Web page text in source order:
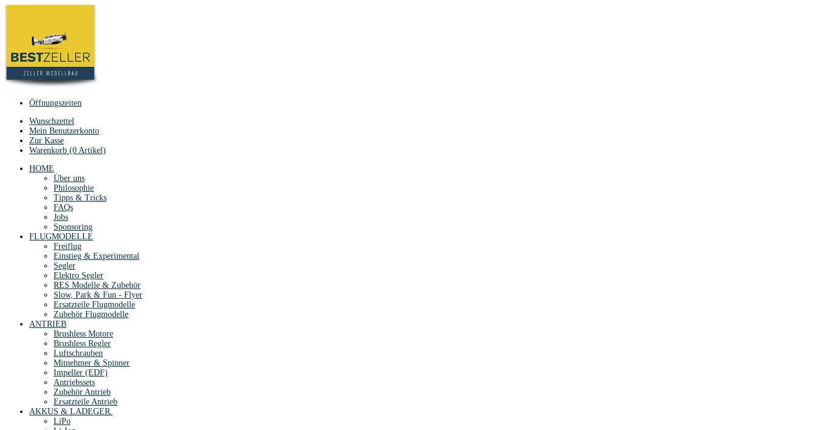
Öffnungszeiten
Wunschzettel
Mein Benutzerkonto
Zur Kasse
Warenkorb (0 Artikel)
HOME
Über uns
Philosophie
Tipps & Tricks
FAQs
Jobs
Sponsoring
FLUGMODELLE
Freiflug
Einstieg & Experimental
Segler
Elektro Segler
RES Modelle & Zubehör
Slow, Park & Fun - Flyer
Ersatzteile Flugmodelle
Zubehör Flugmodelle
ANTRIEB
Brushless Motore
Brushless Regler
Luftschrauben
Mitnehmer & Spinner
Impeller (EDF)
Antriebssets
Zubehör Antrieb
Ersatzteile Antrieb
AKKUS & LADEGER.
LiPo